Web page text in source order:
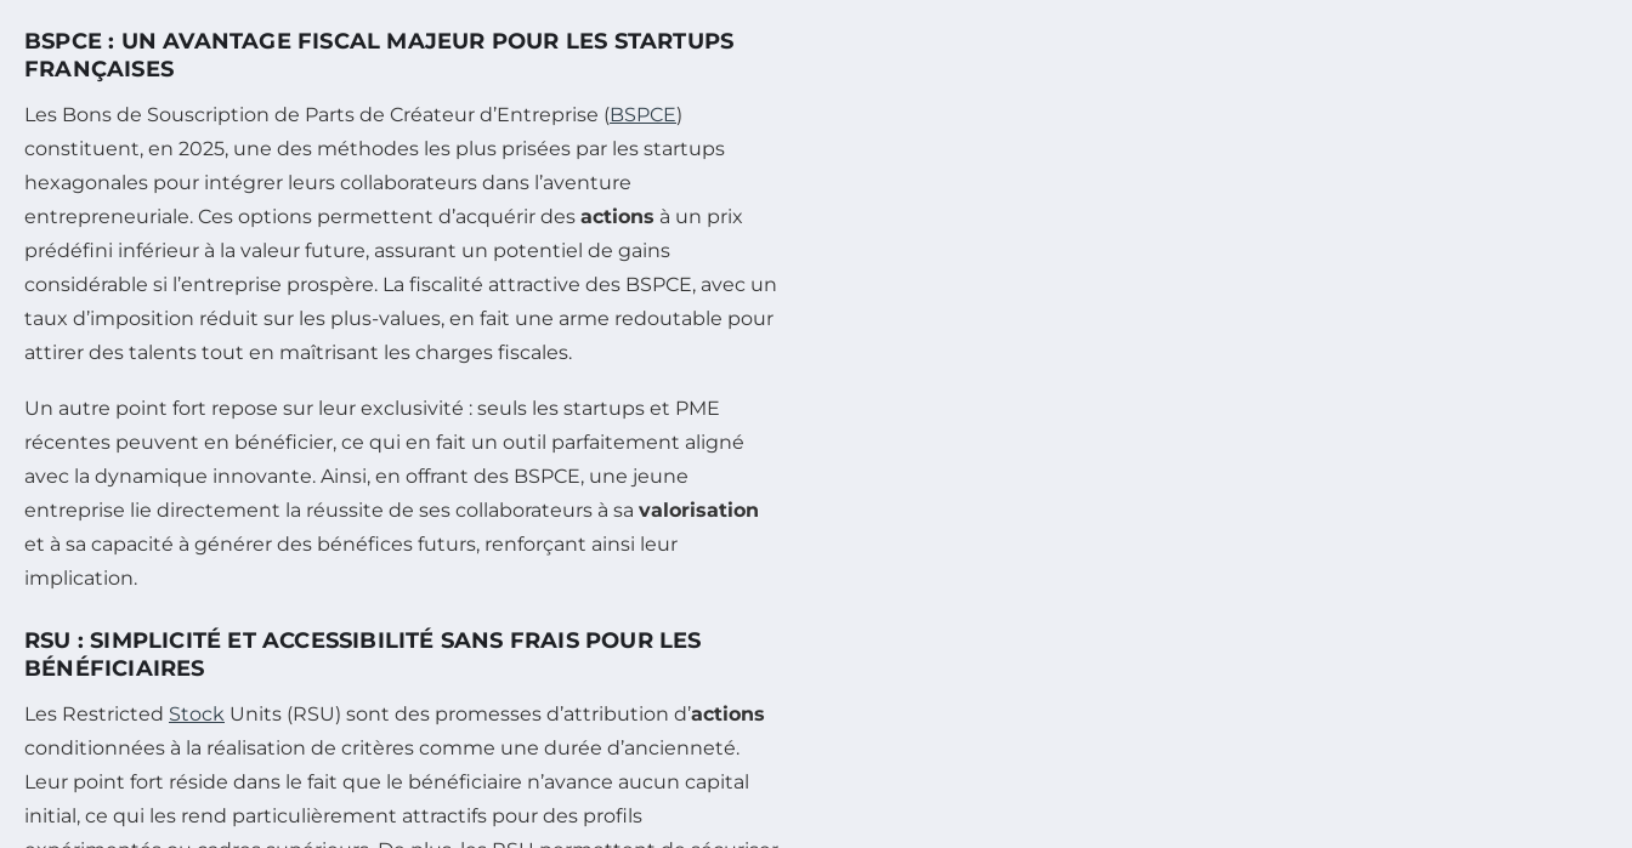
BSPCE : UN AVANTAGE FISCAL MAJEUR POUR LES STARTUPS
FRANÇAISES
Les Bons de Souscription de Parts de Créateur d’Entreprise (BSPCE)
constituent, en 2025, une des méthodes les plus prisées par les startups
hexagonales pour intégrer leurs collaborateurs dans l’aventure
entrepreneuriale. Ces options permettent d’acquérir des actions à un prix
prédéfini inférieur à la valeur future, assurant un potentiel de gains
considérable si l’entreprise prospère. La fiscalité attractive des BSPCE, avec un
taux d’imposition réduit sur les plus-values, en fait une arme redoutable pour
attirer des talents tout en maîtrisant les charges fiscales.
Un autre point fort repose sur leur exclusivité : seuls les startups et PME
récentes peuvent en bénéficier, ce qui en fait un outil parfaitement aligné
avec la dynamique innovante. Ainsi, en offrant des BSPCE, une jeune
entreprise lie directement la réussite de ses collaborateurs à sa valorisation
et à sa capacité à générer des bénéfices futurs, renforçant ainsi leur
implication.
RSU : SIMPLICITÉ ET ACCESSIBILITÉ SANS FRAIS POUR LES
BÉNÉFICIAIRES
Les Restricted Stock Units (RSU) sont des promesses d’attribution d’actions
conditionnées à la réalisation de critères comme une durée d’ancienneté.
Leur point fort réside dans le fait que le bénéficiaire n’avance aucun capital
initial, ce qui les rend particulièrement attractifs pour des profils